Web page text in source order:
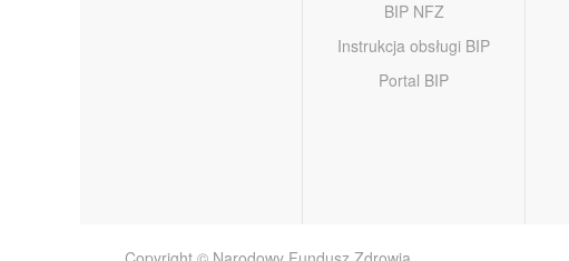
BIP NFZ
Instrukcja obsługi BIP
Portal BIP